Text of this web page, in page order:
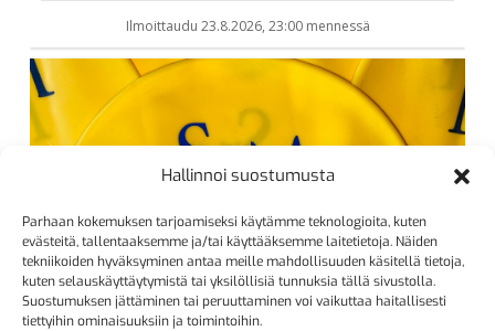
Hallinnoi suostumusta
Parhaan kokemuksen tarjoamiseksi käytämme teknologioita, kuten
evästeitä, tallentaaksemme ja/tai käyttääksemme laitetietoja. Näiden
tekniikoiden hyväksyminen antaa meille mahdollisuuden käsitellä tietoja,
kuten selauskäyttäytymistä tai yksilöllisiä tunnuksia tällä sivustolla.
Suostumuksen jättäminen tai peruuttaminen voi vaikuttaa haitallisesti
tiettyihin ominaisuuksiin ja toimintoihin.